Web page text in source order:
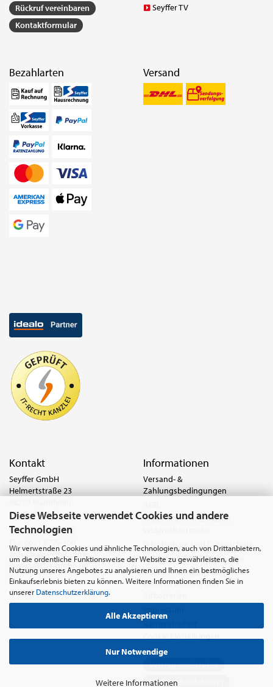
Diese Webseite verwendet Cookies und andere
Technologien
Wir verwenden Cookies und ähnliche Technologien, auch von Drittanbietern,
um die ordentliche Funktionsweise der Website zu gewährleisten, die
Nutzung unseres Angebotes zu analysieren und Ihnen ein bestmögliches
Einkaufserlebnis bieten zu können. Weitere Informationen finden Sie in
unserer Datenschutzerklärung.
Alle Akzeptieren
Nur Notwendige
Weitere Informationen
Rückruf vereinbaren
Kontaktformular
Seyffer TV
Bezahlarten Versand
Kontakt
Seyffer GmbH
Helmertstraße 23
Deutschland
Tel.:0621 8779-555
anfrage@seyffer.shop
www.seyffer-gmbh.de
Informationen
Versand- &
Zahlungsbedingungen
Widerrufsrecht & Muster-
Privatsphäre und Datenschutz
Batterie- & Recyclinghinweis
Abfallvermeidung und
Bewirtschaftung von
Cookie Einstellungen
Vertrag widerrufen
Widerrufsbelehrung